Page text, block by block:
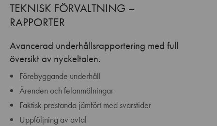
TEKNISK FÖRVALTNING –
RAPPORTER
Avancerad underhållsrapportering med full
översikt av nyckeltalen.
Förebyggande underhåll
Ärenden och felanmälningar
Faktisk prestanda jämfört med svarstider
Uppföljning av avtal